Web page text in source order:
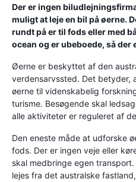
Der er ingen
muligt at leje en bil på øerne.
rundt på er til fods eller med
ocean og er ubeboede, så der
Øerne er beskyttet af den
verdensarvssted. Det betyder,
øerne til videnskabelig
turisme. Besøgende skal
alle aktiviteter er reguleret af
Den eneste måde at udforske
fods. Der er ingen veje eller
skal medbringe egen
lejes fra det australske